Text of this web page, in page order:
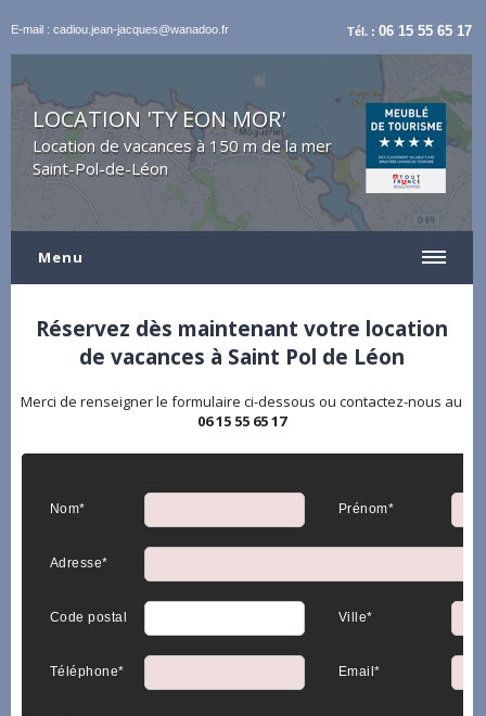
E-mail : cadiou.jean-jacques@wanadoo.fr Tél. :06 15 55 65 17
LOCATION 'TY EON MOR'
Location de vacances à 150 m de la mer
Saint-Pol-de-Léon
Menu
Réservez dès maintenant votre location
de vacances à Saint Pol de Léon
Merci de renseigner le formulaire ci-dessous ou contactez-nous au
06 15 55 65 17
Nom* Prénom*
Adresse*
Code postal Ville*
Téléphone* Email*